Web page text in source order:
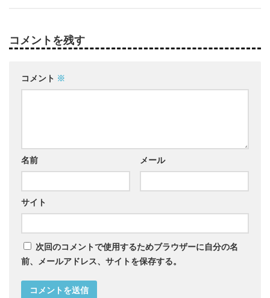
コメントを残す
コメント ※
名前 メール
サイト
次回のコメントで使用するためブラウザーに自分の名
前、メールアドレス、サイトを保存する。